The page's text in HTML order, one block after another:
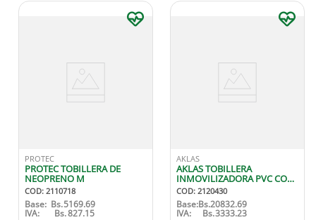
PROTEC
PROTEC TOBILLERA DE
NEOPRENO M
COD: 2110718
Base: Bs.5169.69
IVA: Bs.827.15
AKLAS
AKLAS TOBILLERA
INMOVILIZADORA PVC CON
CIERRE TALLA M
COD: 2120430
Base:Bs.20832.69
IVA: Bs.3333.23